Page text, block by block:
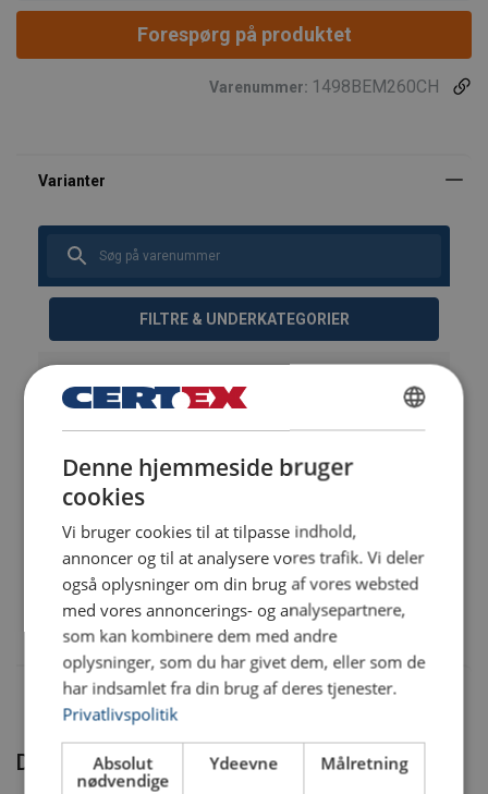
Forespørg på produktet
Varenummer: 1498BEM260CH
FILTRE & UNDERKATEGORIER
1498BEM310CH
1498BEM350CH
1498BEM510CH
Disse produkter kunne være noget for dig
DANISH
ENGLISH TRANSLATION
Denne hjemmeside bruger
cookies
Vi bruger cookies til at tilpasse indhold,
annoncer og til at analysere vores trafik. Vi deler
også oplysninger om din brug af vores websted
med vores annoncerings- og analysepartnere,
som kan kombinere dem med andre
oplysninger, som du har givet dem, eller som de
har indsamlet fra din brug af deres tjenester.
Privatlivspolitik
Absolut
nødvendige
Ydeevne Målretning